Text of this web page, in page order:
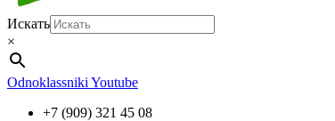
Искать
×
Odnoklassniki Youtube
+7 (909) 321 45 08